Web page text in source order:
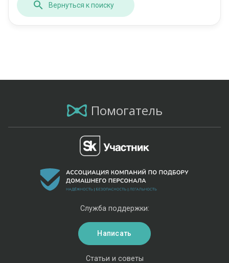
Вернуться к поиску
Помогатель
Статьи и советы
Служба поддержки:
Написать